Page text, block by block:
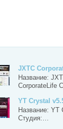
JXTC
Название:
CorporateLife
YT Crystal
Название: YT
Студия:…